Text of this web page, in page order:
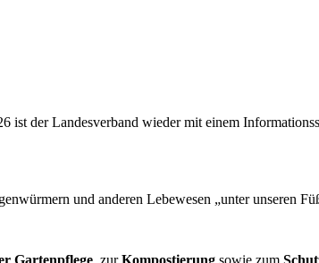
der Landesverband wieder mit einem
und anderen Lebewesen „unter unseren
Gartenpflege , zurKompostierung sowie zum